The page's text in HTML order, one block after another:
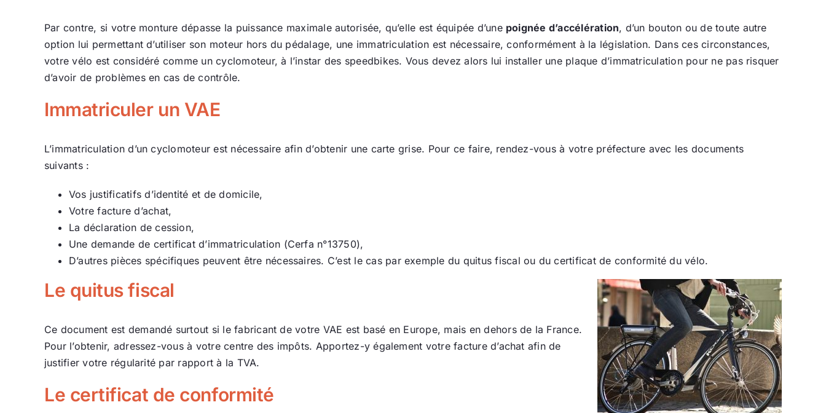
Par contre, si votre monture dépasse la puissance maximale autorisée, qu’elle est équipée d’une poignée d’accélération, d’un bouton ou de toute autre
option lui permettant d’utiliser son moteur hors du pédalage, une immatriculation est nécessaire, conformément à la législation. Dans ces circonstances,
votre vélo est considéré comme un cyclomoteur, à l’instar des speedbikes. Vous devez alors lui installer une plaque d’immatriculation pour ne pas risquer
d’avoir de problèmes en cas de contrôle.
Immatriculer un VAE
L’immatriculation d’un cyclomoteur est nécessaire afin d’obtenir une carte grise. Pour ce faire, rendez-vous à votre préfecture avec les documents
suivants :
Vos justificatifs d’identité et de domicile,
Votre facture d’achat,
La déclaration de cession,
Une demande de certificat d’immatriculation (Cerfa n°13750),
D’autres pièces spécifiques peuvent être nécessaires. C’est le cas par exemple du quitus fiscal ou du certificat de conformité du vélo.
Le quitus fiscal
Ce document est demandé surtout si le fabricant de votre VAE est basé en Europe, mais en dehors de la France.
Pour l’obtenir, adressez-vous à votre centre des impôts. Apportez-y également votre facture d’achat afin de
justifier votre régularité par rapport à la TVA.
Le certificat de conformité